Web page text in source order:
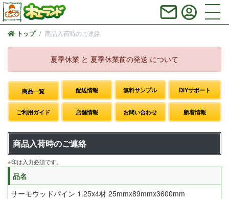
トップ 商品入荷時のご連絡
夏季休業 と 夏季休業前の発送 について
商品一覧 配送情報 無料サンプル DIYサポート
ご利用ガイド 店舗情報 お問い合わせ 新着情報
商品入荷時のご連絡
※印は入力必須です。
品名
サーモウッドパイン 1.25x4材 25mmx89mmx3600mm